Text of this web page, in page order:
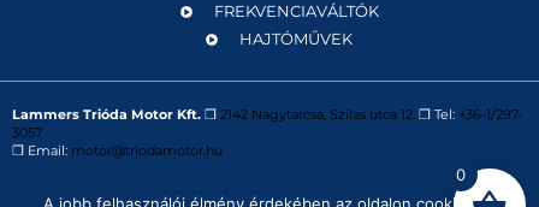
FREKVENCIAVÁLTÓK
HAJTÓMŰVEK
Lammers Trióda Motor Kft. ❒ 2142 Nagytarcsa, Szilas utca 12. ❒ Tel: +36-1/297-
3057
❒ Email: motor@triodamotor.hu
0